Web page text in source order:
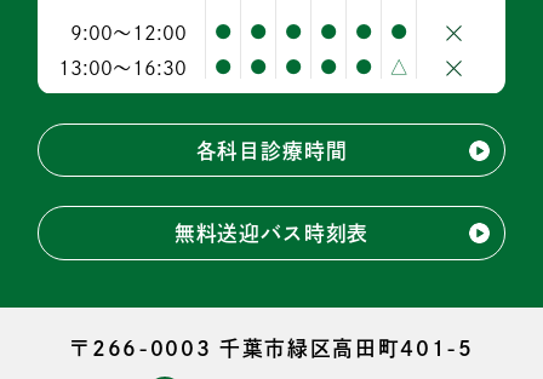
9:00〜12:00 ● ● ● ● ● ●
13:00〜16:30 ● ● ● ● ● △
各科目診療時間
無料送迎バス時刻表
〒266-0003 千葉市緑区高田町401-5